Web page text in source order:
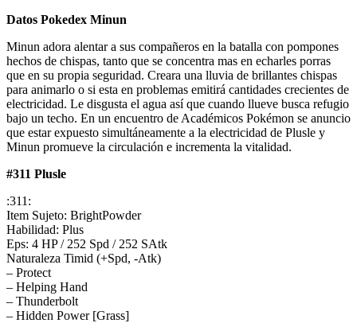
Datos Pokedex Minun
Minun adora alentar a sus compañeros en la batalla con pompones
hechos de chispas, tanto que se concentra mas en echarles porras
que en su propia seguridad. Creara una lluvia de brillantes chispas
para animarlo o si esta en problemas emitirá cantidades crecientes de
electricidad. Le disgusta el agua así que cuando llueve busca refugio
bajo un techo. En un encuentro de Académicos Pokémon se anuncio
que estar expuesto simultáneamente a la electricidad de Plusle y
Minun promueve la circulación e incrementa la vitalidad.
#311 Plusle
:311:
Item Sujeto: BrightPowder
Habilidad: Plus
Eps: 4 HP / 252 Spd / 252 SAtk
Naturaleza Timid (+Spd, -Atk)
– Protect
– Helping Hand
– Thunderbolt
– Hidden Power [Grass]